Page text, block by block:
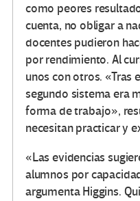
como peores
cuenta, no obligar a
docentes pudieron
por rendimiento. Al
unos con otros. «Tras
segundo sistema era
forma de trabajo»,
necesitan practicar y
«Las evidencias
alumnos por
argumenta Higgins.